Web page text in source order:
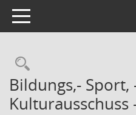
Toggle navigation
Bildungs,- Sport,